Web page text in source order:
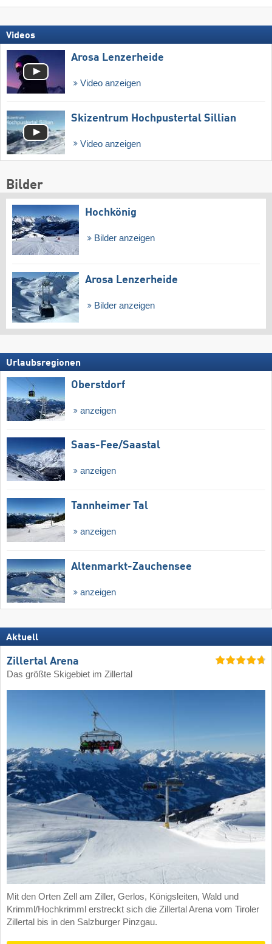
Videos
Arosa Lenzerheide
Video anzeigen
Skizentrum Hochpustertal Sillian
Video anzeigen
Bilder
Hochkönig
Bilder anzeigen
Arosa Lenzerheide
Bilder anzeigen
Urlaubsregionen
Oberstdorf
anzeigen
Saas-Fee/​Saastal
anzeigen
Tannheimer Tal
anzeigen
Altenmarkt-Zauchensee
anzeigen
Aktuell
Zillertal Arena
Das größte Skigebiet im Zillertal
Mit den Orten Zell am Ziller, Gerlos, Königsleiten, Wald und
Krimml/Hochkrimml erstreckt sich die Zillertal Arena vom Tiroler
Zillertal bis in den Salzburger Pinzgau.